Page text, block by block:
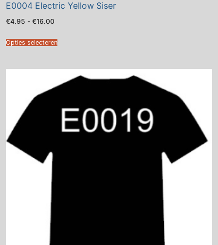
E0004 Electric Yellow Siser
€4.95 - €16.00
€16.00
Opties selecteren